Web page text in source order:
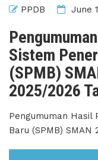
PPDB June
Sistem
(SPMB)
2025/2026
Pengumuman Hasil
Baru (SPMB) SMAN